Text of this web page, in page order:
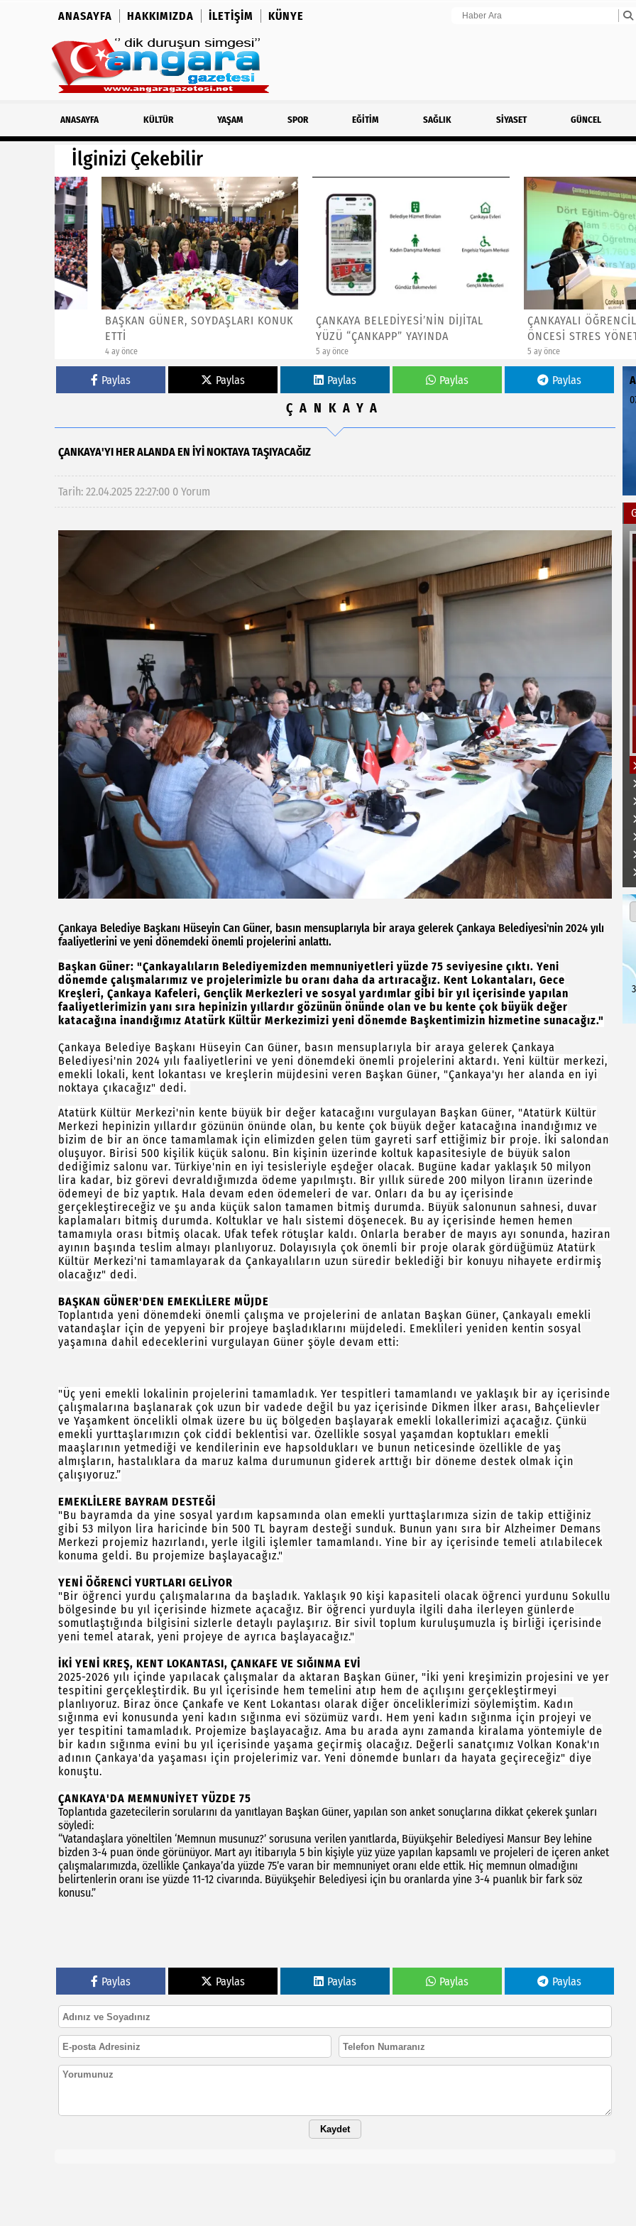
ANASAYFA HAKKIMIZDA İLETIŞIM KÜNYE
ANASAYFA KÜLTÜR YAŞAM SPOR EĞİTİM SAĞLIK SİYASET GÜNCEL
İlginizi Çekebilir
BAŞKAN GÜNER, SOYDAŞLARI KONUK
ÇANKAYA BELEDİYESİ’NİN DİJİTAL
YÜZÜ “ÇANKAPP” YAYINDA
ÇANKAYALI ÖĞRENCİLERE
ÖNCESİ STRES YÖNETİMİ
Paylas Paylas Paylas Paylas Paylas
ÇANKAYA
ÇANKAYA'YI HER ALANDA EN İYİ NOKTAYA TAŞIYACAĞIZ
Tarih: 22.04.2025 22:27:00 0 Yorum
Çankaya Belediye Başkanı Hüseyin Can Güner, basın mensuplarıyla bir araya gelerek Çankaya Belediyesi'nin 2024 yılı
faaliyetlerini ve yeni dönemdeki önemli projelerini anlattı.
Başkan Güner: "Çankayalıların Belediyemizden memnuniyetleri yüzde 75 seviyesine çıktı. Yeni
dönemde çalışmalarımız ve projelerimizle bu oranı daha da artıracağız. Kent Lokantaları, Gece
Kreşleri, Çankaya Kafeleri, Gençlik Merkezleri ve sosyal yardımlar gibi bir yıl içerisinde yapılan
faaliyetlerimizin yanı sıra hepinizin yıllardır gözünün önünde olan ve bu kente çok büyük değer
katacağına inandığımız Atatürk Kültür Merkezimizi yeni dönemde Başkentimizin hizmetine sunacağız."
Çankaya Belediye Başkanı Hüseyin Can Güner, basın mensuplarıyla bir araya gelerek Çankaya
Belediyesi'nin 2024 yılı faaliyetlerini ve yeni dönemdeki önemli projelerini aktardı. Yeni kültür merkezi,
emekli lokali, kent lokantası ve kreşlerin müjdesini veren Başkan Güner, "Çankaya'yı her alanda en iyi
noktaya çıkacağız" dedi.
Atatürk Kültür Merkezi'nin kente büyük bir değer katacağını vurgulayan Başkan Güner, "Atatürk Kültür
Merkezi hepinizin yıllardır gözünün önünde olan, bu kente çok büyük değer katacağına inandığımız ve
bizim de bir an önce tamamlamak için elimizden gelen tüm gayreti sarf ettiğimiz bir proje. İki salondan
oluşuyor. Birisi 500 kişilik küçük salonu. Bin kişinin üzerinde koltuk kapasitesiyle de büyük salon
dediğimiz salonu var. Türkiye'nin en iyi tesisleriyle eşdeğer olacak. Bugüne kadar yaklaşık 50 milyon
lira kadar, biz görevi devraldığımızda ödeme yapılmıştı. Bir yıllık sürede 200 milyon liranın üzerinde
ödemeyi de biz yaptık. Hala devam eden ödemeleri de var. Onları da bu ay içerisinde
gerçekleştireceğiz ve şu anda küçük salon tamamen bitmiş durumda. Büyük salonunun sahnesi, duvar
kaplamaları bitmiş durumda. Koltuklar ve halı sistemi döşenecek. Bu ay içerisinde hemen hemen
tamamıyla orası bitmiş olacak. Ufak tefek rötuşlar kaldı. Onlarla beraber de mayıs ayı sonunda, haziran
ayının başında teslim almayı planlıyoruz. Dolayısıyla çok önemli bir proje olarak gördüğümüz Atatürk
Kültür Merkezi'ni tamamlayarak da Çankayalıların uzun süredir beklediği bir konuyu nihayete erdirmiş
olacağız" dedi.
BAŞKAN GÜNER'DEN EMEKLİLERE MÜJDE
Toplantıda yeni dönemdeki önemli çalışma ve projelerini de anlatan Başkan Güner, Çankayalı emekli
vatandaşlar için de yepyeni bir projeye başladıklarını müjdeledi. Emeklileri yeniden kentin sosyal
yaşamına dahil edeceklerini vurgulayan Güner şöyle devam etti:
"Üç yeni emekli lokalinin projelerini tamamladık. Yer tespitleri tamamlandı ve yaklaşık bir ay içerisinde
çalışmalarına başlanarak çok uzun bir vadede değil bu yaz içerisinde Dikmen İlker arası, Bahçelievler
ve Yaşamkent öncelikli olmak üzere bu üç bölgeden başlayarak emekli lokallerimizi açacağız. Çünkü
emekli yurttaşlarımızın çok ciddi beklentisi var. Özellikle sosyal yaşamdan koptukları emekli
maaşlarının yetmediği ve kendilerinin eve hapsoldukları ve bunun neticesinde özellikle de yaş
almışların, hastalıklara da maruz kalma durumunun giderek arttığı bir döneme destek olmak için
çalışıyoruz.”
EMEKLİLERE BAYRAM DESTEĞİ
"Bu bayramda da yine sosyal yardım kapsamında olan emekli yurttaşlarımıza sizin de takip ettiğiniz
gibi 53 milyon lira haricinde bin 500 TL bayram desteği sunduk. Bunun yanı sıra bir Alzheimer Demans
Merkezi projemiz hazırlandı, yerle ilgili işlemler tamamlandı. Yine bir ay içerisinde temeli atılabilecek
konuma geldi. Bu projemize başlayacağız."
YENİ ÖĞRENCİ YURTLARI GELİYOR
"Bir öğrenci yurdu çalışmalarına da başladık. Yaklaşık 90 kişi kapasiteli olacak öğrenci yurdunu Sokullu
bölgesinde bu yıl içerisinde hizmete açacağız. Bir öğrenci yurduyla ilgili daha ilerleyen günlerde
somutlaştığında bilgisini sizlerle detaylı paylaşırız. Bir sivil toplum kuruluşumuzla iş birliği içerisinde
yeni temel atarak, yeni projeye de ayrıca başlayacağız."
İKİ YENİ KREŞ, KENT LOKANTASI, ÇANKAFE VE SIĞINMA EVİ
2025-2026 yılı içinde yapılacak çalışmalar da aktaran Başkan Güner, "İki yeni kreşimizin projesini ve yer
tespitini gerçekleştirdik. Bu yıl içerisinde hem temelini atıp hem de açılışını gerçekleştirmeyi
planlıyoruz. Biraz önce Çankafe ve Kent Lokantası olarak diğer önceliklerimizi söylemiştim. Kadın
sığınma evi konusunda yeni kadın sığınma evi sözümüz vardı. Hem yeni kadın sığınma için projeyi ve
yer tespitini tamamladık. Projemize başlayacağız. Ama bu arada aynı zamanda kiralama yöntemiyle de
bir kadın sığınma evini bu yıl içerisinde yaşama geçirmiş olacağız. Değerli sanatçımız Volkan Konak'ın
adının Çankaya'da yaşaması için projelerimiz var. Yeni dönemde bunları da hayata geçireceğiz" diye
konuştu.
ÇANKAYA'DA MEMNUNİYET YÜZDE 75
Toplantıda gazetecilerin sorularını da yanıtlayan Başkan Güner, yapılan son anket sonuçlarına dikkat çekerek şunları
söyledi:
“Vatandaşlara yöneltilen ‘Memnun musunuz?’ sorusuna verilen yanıtlarda, Büyükşehir Belediyesi Mansur Bey lehine
bizden 3-4 puan önde görünüyor. Mart ayı itibarıyla 5 bin kişiyle yüz yüze yapılan kapsamlı ve projeleri de içeren anket
çalışmalarımızda, özellikle Çankaya’da yüzde 75’e varan bir memnuniyet oranı elde ettik. Hiç memnun olmadığını
belirtenlerin oranı ise yüzde 11-12 civarında. Büyükşehir Belediyesi için bu oranlarda yine 3-4 puanlık bir fark söz
konusu.”
Paylas Paylas Paylas Paylas Paylas
Kaydet